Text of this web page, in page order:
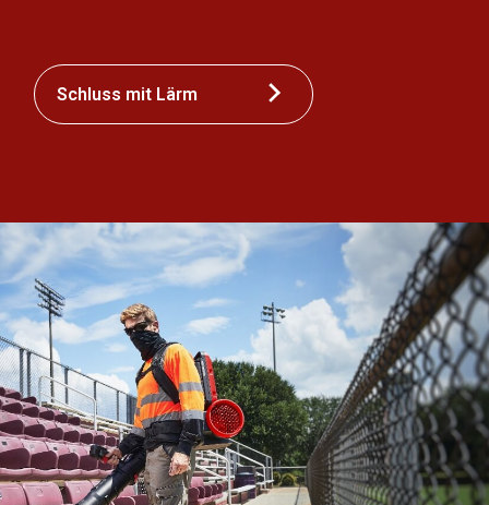
Schluss mit Lärm